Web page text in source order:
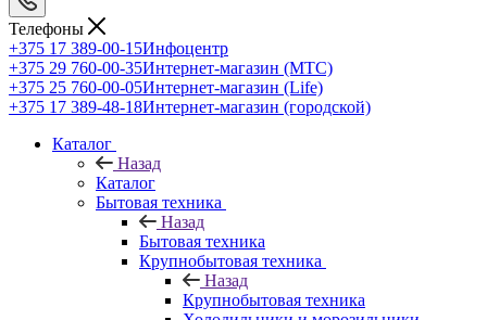
Телефоны
+375 17 389-00-15Инфоцентр
+375 29 760-00-35Интернет-магазин (МТС)
+375 25 760-00-05Интернет-магазин (Life)
+375 17 389-48-18Интернет-магазин (городской)
Каталог
Назад
Каталог
Бытовая техника
Назад
Бытовая техника
Крупнобытовая техника
Назад
Крупнобытовая техника